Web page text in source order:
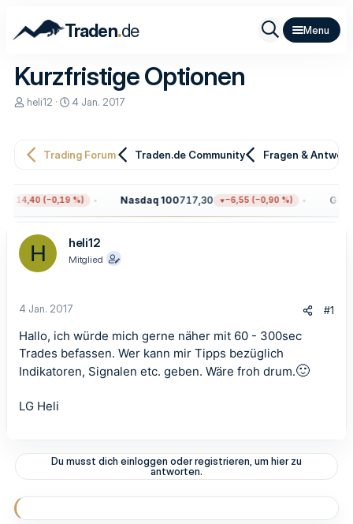
Traden.de
Kurzfristige Optionen
E
e
r
heli12
E
e
a
m
4 Jan. 2017
Trading Forum Traden.de Community Fragen &
−14,40 (−0,19 %) Nasdaq 100717,30 −6,55 (−0,90 %) Gold
H heli12
Mitglied
4 Jan. 2017 #1
Hallo, ich würde mich gerne näher mit 60 - 300sec
Trades befassen. Wer kann mir Tipps bezüglich
Indikatoren, Signalen etc. geben. Wäre froh drum.🙂
LG Heli
Du musst dich einloggen oder registrieren, um hier zu
antworten.